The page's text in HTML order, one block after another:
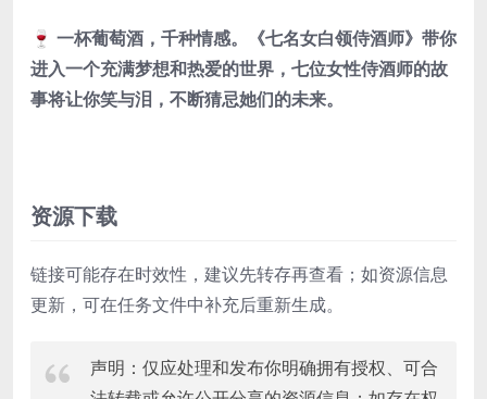
🍷 一杯葡萄酒，千种情感。《七名女白领侍酒师》带你
进入一个充满梦想和热爱的世界，七位女性侍酒师的故
事将让你笑与泪，不断猜忌她们的未来。
资源下载
链接可能存在时效性，建议先转存再查看；如资源信息
更新，可在任务文件中补充后重新生成。
声明：仅应处理和发布你明确拥有授权、可合